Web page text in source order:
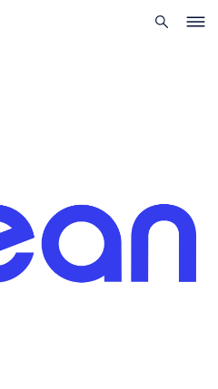
pesquisa